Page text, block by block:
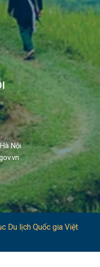
Nội
Du lịch Quốc gia Việt